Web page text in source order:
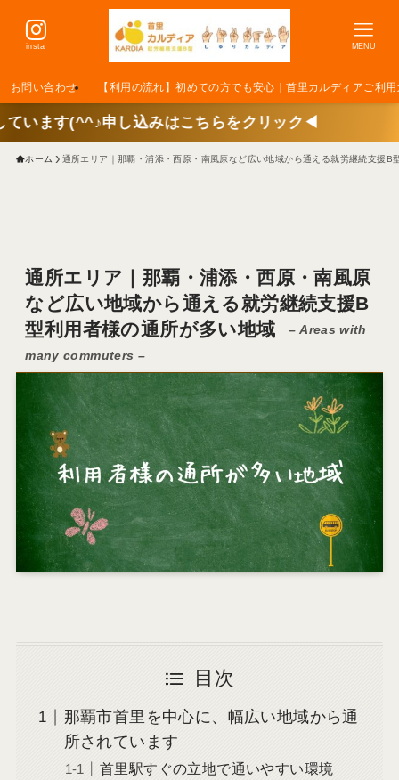
insta MENU
お問い合わせ 【利用の流れ】初めての方でも安心｜首里カルディアご利
込みはこちらをクリック◀
ホーム 通所エリア｜那覇・浦添・西原・南風原など広い地域から通える就労継続支援B
通所エリア｜那覇・浦添・西原・南風原
など広い地域から通える就労継続支援B
型利用者様の通所が多い地域
– Areas with
many commuters –
目次
那覇市首里を中心に、幅広い地域から通
所されています
首里駅すぐの立地で通いやすい環境